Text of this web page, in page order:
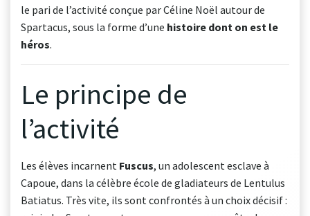
le pari de l’activité conçue par Céline Noël autour de
Spartacus, sous la forme d’une histoire dont on est le
héros.
Le principe de
l’activité
Les élèves incarnent Fuscus, un adolescent esclave à
Capoue, dans la célèbre école de gladiateurs de Lentulus
Batiatus. Très vite, ils sont confrontés à un choix décisif :